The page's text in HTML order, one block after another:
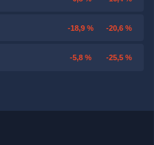
-18,9 % -20,6 %
-5,8 % -25,5 %